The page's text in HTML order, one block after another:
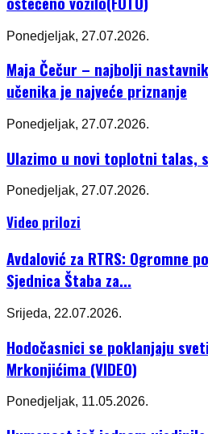
Ponedjeljak, 27.07.2026.
Maja Čečur – najbolji
učenika je najveće priznanje
Ponedjeljak, 27.07.2026.
Ulazimo u novi toplotni talas,
Ponedjeljak, 27.07.2026.
Video prilozi
Avdalović za RTRS: Ogromne
Sjednica Štaba za...
Srijeda, 22.07.2026.
Hodočasnici se poklanjaju
Mrkonjićima (VIDEO)
Ponedjeljak, 11.05.2026.